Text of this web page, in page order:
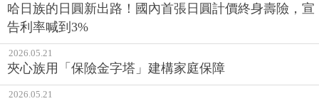
哈日族的日圓新出路！國內首張日圓計價終身壽險，宣
告利率喊到3%
2026.05.21
夾心族用「保險金字塔」建構家庭保障
2026.05.21